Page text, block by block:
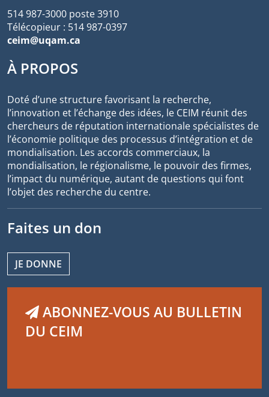
514 987-3000 poste 3910
Télécopieur : 514 987-0397
ceim@uqam.ca
À PROPOS
Doté d’une structure favorisant la recherche,
l’innovation et l’échange des idées, le CEIM réunit des
chercheurs de réputation internationale spécialistes de
l’économie politique des processus d’intégration et de
mondialisation. Les accords commerciaux, la
mondialisation, le régionalisme, le pouvoir des firmes,
l’impact du numérique, autant de questions qui font
l’objet des recherche du centre.
Faites un don
JE DONNE
ABONNEZ-VOUS AU BULLETIN
DU CEIM